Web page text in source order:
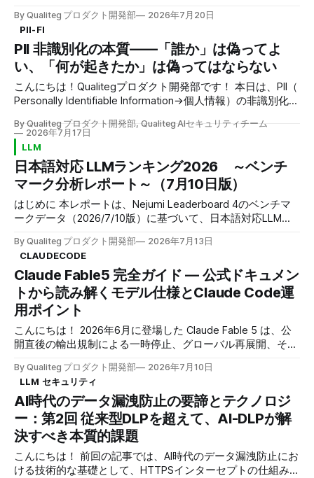
Capability 12.
という規模、100万トークンのコンテキスト、そして 「史上
最大のオープンウェイトモデルになる」 という宣言がAI界隈
をにぎわせています。 当ブログでは今年5月の記事
「Mythos（ミュトス）レベルのオープンモデルはいつ出る
のか」で、オープンモデルがクローズドのフロンティアにい
つ追いつくのかを予測しました。 Kimi K3 は、まさにその問
いに対する現時点での最新の「回答」のひとつです。 一方
で、この記事を書いている7月20日時点では、モデルのウェ
イトも技術レポートもまだ公開されていません。 ただし、X
などSNSかいわいでは、 「ガードレールが弱めで、Fable5で
は拒否されるようなプロンプトでも対応してくれる」 「す
ぐにOpus4.8にフォールバックする Fable5より使い勝手がい
い」 といった声が散見されており、 米国産のガードレール
強め方針にたいして、ガードレール
By Qualiteg プロダクト開発部 2026年7月20日
PII-FI
PII 非識別化の本質——「誰か」は偽ってよ
い、「何が起きたか」は偽ってはならない
こんにちは！Qualitegプロダクト開発部です！ 本日は、PII（
Personally Identifiable Information→個人情報）の非識別化に
なPII検出技術やLLM利用時の段階的PIIマスキング、PII検出の
テスト設計など、個人情報検出とAIセキュリティに関する技
術解説をお届けしてきました。 現在、当社では、PII検出マ
スキング技術「PII-FIエンジン」と、それを活用したPIIのマス
キング・非識別化サービス「PII-FI Scan」「PII-FI API」を開
発・提供しています。 本記事では、「PIIを検出したあと、
それをどう書き換えるか」の設計原則を、1つの例文を試金
石にして、私たちが実際のプロダクトで採用している整理を
ご紹介します。 先にことわっておきますと、本記事でいう
「非識別化(de-identification)」は、文書やログを安全に共
有・分析するための技術的な加工(個人を特定できないよう
に加工する処理)のお話です。 個人情報保護法上の「仮名加
工情報」「匿名加工情報」に該当することを
By Qualiteg プロダクト開発部, Qualiteg AIセキュリティチーム
2026年7月17日
LLM
日本語対応 LLMランキング2026 ～ベンチ
マーク分析レポート～（7月10日版）
はじめに 本レポートは、Nejumi Leaderboard 4のベンチマ
ークデータ（2026/7/10版）に基づいて、日本語対応LLMの
析レポート を公開しましたが、 約4か月ぶりとなる今回も、
上位勢の顔ぶれが大きく入れ替わる激動の回となりました！
（定期的に最新LLMランキングを更新してまいります。当社
のX(旧Twitter)をフォローいただくことで更新情報を受け取
り可能です） Nejumi Leaderboard 4は、日本語タスクにお
けるLLMの性能を多角的に評価する信頼性の高いベンチマー
クとして知られています。汎用的言語性能（GLP）とアライ
ンメント（ALT）の2軸で構成され、翻訳・要約・推論・コ
カバーしているのが特徴です。 本分析では、商用APIモデル
とオープンモデルの両方を対象に、それぞれの特徴や傾向を
詳しく見ていきます。まず、今回の3大トピックを先にご紹
介します。 * Claude Opus 4.8がリーダーボード史上初の総
合スコア0.8
By Qualiteg プロダクト開発部 2026年7月13日
CLAUDECODE
Claude Fable5 完全ガイド — 公式ドキュメン
トから読み解くモデル仕様とClaude Code運
用ポイント
こんにちは！ 2026年6月に登場した Claude Fable 5 は、公
開直後の輸出規制による一時停止、グローバル再展開、そし
ぐるしい動きを見せています。 当ブログでもその時々の状
況を追ってきました。 まず全体像は ついに一般公開、
Claude Mythos 5 / Fable 5 を実務視点で読み解く で、公開
直後の停止騒動は 公開から3日で停止──Fable 5／Mythos 5
をめぐる米政府指令が示した、AI の新しい可用性リスク
で、料金と今後の見通しは Claude Fable 5 はこれからどう
なる？ 経緯・コスト・今後の見通し で扱っています。 本記
事は、それらを踏まえた「実務で使うための決定版ガイド」
By Qualiteg プロダクト開発部 2026年7月10日
LLM セキュリティ
AI時代のデータ漏洩防止の要諦とテクノロジ
ー：第2回 従来型DLPを超えて、AI-DLPが解
決すべき本質的課題
こんにちは！ 前回の記事では、AI時代のデータ漏洩防止にお
ける技術的な基礎として、HTTPSインターセプトの仕組みと